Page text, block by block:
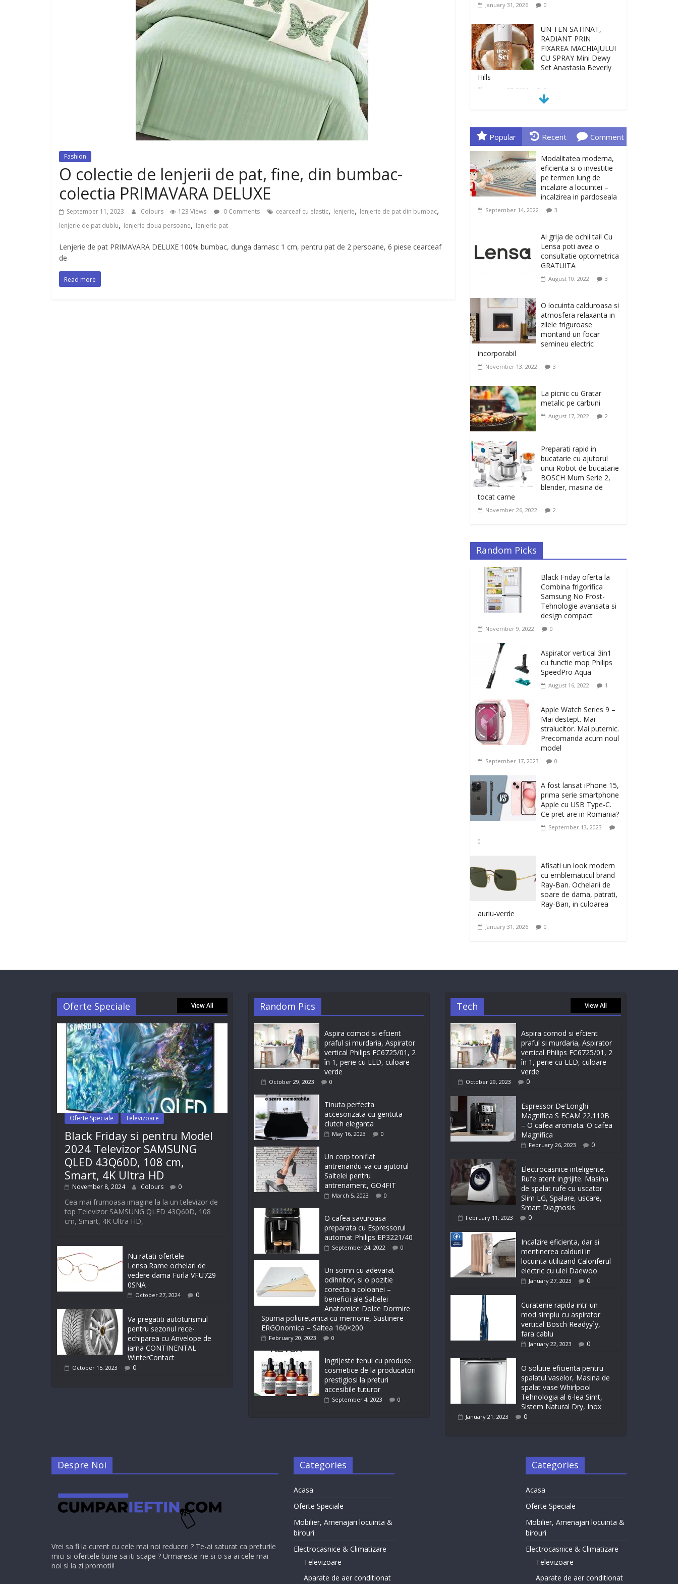
dispozitiv pentru tonifiere muschi
Fashion
O colectie de lenjerii de pat, fine, din bumbac-
colectia PRIMAVARA DELUXE
September 11, 2023 Colours 123 Views 0 Comments cearceaf cu elastic, lenjerie, lenjerie de pat din bumbac,
lenjerie de pat dublu, lenjerie doua persoane, lenjerie pat
Lenjerie de pat PRIMAVARA DELUXE 100% bumbac, dunga damasc 1 cm, pentru pat de 2 persoane, 6 piese cearceaf
de
Read more
January 31, 2026 0
UN TEN SATINAT,
RADIANT PRIN
FIXAREA MACHIAJULUI
CU SPRAY Mini Dewy
Set Anastasia Beverly
Hills
January 27, 2026 0
DE CURATARE CeraVe
CU CERAMIDE SI
January 23, 2026 0
Sa gasesti cadoul
potrivit este de multe
ori o provocare. Idei
la Giftspot.ro, magazinul de cadouri
originale. O alegere buna, Oglinda de baie
cu mărire și iluminare LED
0
musculatura pentru un
corp sanatos si
armonios dezvoltat, cu
Flexor Fitness-dispozitiv
pentru tonifiere muschi
February 10, 2026
Ivatherm pentru o piele
neteda si elastica.
February 6, 2026
Popular Recent Comment
Modalitatea moderna,
eficienta si o investitie
pe termen lung de
incalzire a locuintei –
incalzirea in pardoseala
September 14, 2022 3
Ai grija de ochii tai! Cu
Lensa poti avea o
consultatie optometrica
GRATUITA
August 10, 2022 3
O locuinta calduroasa si
atmosfera relaxanta in
zilele friguroase
montand un focar
semineu electric
incorporabil
November 13, 2022 3
La picnic cu Gratar
metalic pe carbuni
August 17, 2022 2
Preparati rapid in
bucatarie cu ajutorul
unui Robot de bucatarie
BOSCH Mum Serie 2,
blender, masina de
tocat carne
November 26, 2022 2
Random Picks
Black Friday oferta la
Combina frigorifica
Samsung No Frost-
Tehnologie avansata si
design compact
November 9, 2022 0
Aspirator vertical 3in1
cu functie mop Philips
SpeedPro Aqua
August 16, 2022 1
Apple Watch Series 9 –
Mai destept. Mai
stralucitor. Mai puternic.
Precomanda acum noul
model
September 17, 2023 0
A fost lansat iPhone 15,
prima serie smartphone
Apple cu USB Type-C.
Ce pret are in Romania?
September 13, 2023
0
Afisati un look modern
cu emblematicul brand
Ray-Ban. Ochelarii de
soare de dama, patrati,
Ray-Ban, in culoarea
auriu-verde
January 31, 2026 0
Oferte Speciale View All
Oferte Speciale Televizoare
Black Friday si pentru Model
2024 Televizor SAMSUNG
QLED 43Q60D, 108 cm,
Smart, 4K Ultra HD
November 8, 2024 Colours 0
Cea mai frumoasa imagine la la un televizor de
top Televizor SAMSUNG QLED 43Q60D, 108
cm, Smart, 4K Ultra HD,
Nu ratati ofertele
Lensa.Rame ochelari de
vedere dama Furla VFU729
0SNA
October 27, 2024 0
Va pregatiti autoturismul
pentru sezonul rece-
echiparea cu Anvelope de
iarna CONTINENTAL
WinterContact
October 15, 2023 0
Random Pics
Aspira comod si efcient
praful si murdaria, Aspirator
vertical Philips FC6725/01, 2
în 1, perie cu LED, culoare
verde
October 29, 2023 0
Tinuta perfecta
accesorizata cu gentuta
clutch eleganta
May 16, 2023 0
Un corp tonifiat
antrenandu-va cu ajutorul
Saltelei pentru
antrenament, GO4FIT
March 5, 2023 0
O cafea savuroasa
preparata cu Espressorul
automat Philips EP3221/40
September 24, 2022 0
Un somn cu adevarat
odihnitor, si o pozitie
corecta a coloanei –
beneficii ale Saltelei
Anatomice Dolce Dormire
Spuma poliuretanica cu memorie, Sustinere
ERGOnomica – Saltea 160×200
February 20, 2023 0
Ingrijeste tenul cu produse
cosmetice de la producatori
prestigiosi la preturi
accesibile tuturor
September 4, 2023 0
Tech View All
Aspira comod si efcient
praful si murdaria, Aspirator
vertical Philips FC6725/01, 2
în 1, perie cu LED, culoare
verde
October 29, 2023 0
Espressor De’Longhi
Magnifica S ECAM 22.110B
– O cafea aromata. O cafea
Magnifica
February 26, 2023 0
Electrocasnice inteligente.
Rufe atent ingrijite. Masina
de spalat rufe cu uscator
Slim LG, Spalare, uscare,
Smart Diagnosis
February 11, 2023 0
Incalzire eficienta, dar si
mentinerea caldurii in
locuinta utilizand Caloriferul
electric cu ulei Daewoo
January 27, 2023 0
Curatenie rapida intr-un
mod simplu cu aspirator
vertical Bosch Readyy`y,
fara cablu
January 22, 2023 0
O solutie eficienta pentru
spalatul vaselor, Masina de
spalat vase Whirlpool
Tehnologia al 6-lea Simt,
Sistem Natural Dry, Inox
January 21, 2023 0
Despre Noi
Vrei sa fi la curent cu cele mai noi reduceri ? Te-ai saturat ca preturile
mici si ofertele bune sa iti scape ? Urmareste-ne si o sa ai cele mai
noi si la zi promotii!
Categories
Acasa
Oferte Speciale
Mobilier, Amenajari locuinta &
birouri
Electrocasnice & Climatizare
Televizoare
Aparate de aer conditionat
Categories
Acasa
Oferte Speciale
Mobilier, Amenajari locuinta &
birouri
Electrocasnice & Climatizare
Televizoare
Aparate de aer conditionat